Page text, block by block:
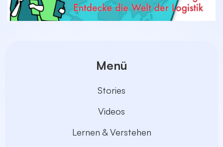
Menü
Stories
Videos
Lernen & Verstehen